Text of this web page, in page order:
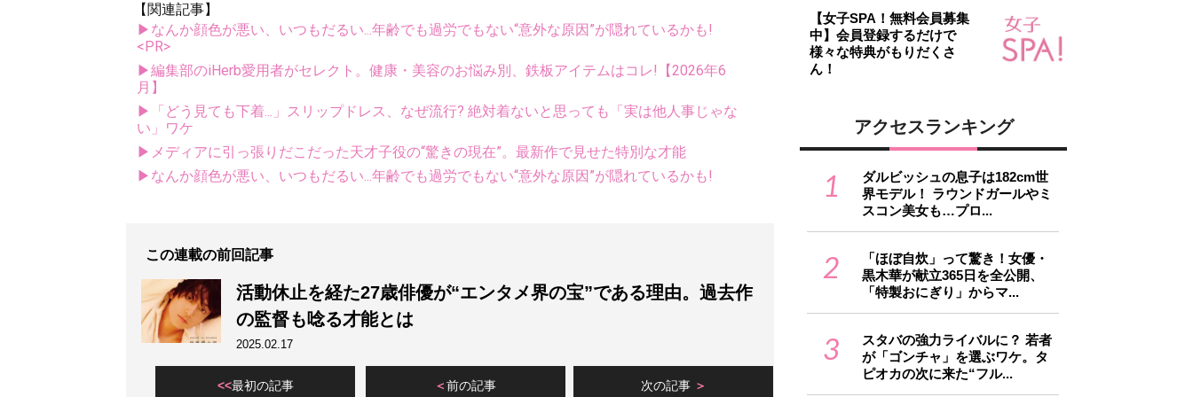
【関連記事】
▶なんか顔色が悪い、いつもだるい...年齢でも過労でもない“意外な原因”が隠れているかも!
<PR>
▶編集部のiHerb愛用者がセレクト。健康・美容のお悩み別、鉄板アイテムはコレ!【2026年6
月】
▶「どう見ても下着...」スリップドレス、なぜ流行? 絶対着ないと思っても「実は他人事じゃな
い」ワケ
▶メディアに引っ張りだこだった天才子役の“驚きの現在”。最新作で見せた特別な才能
▶なんか顔色が悪い、いつもだるい...年齢でも過労でもない“意外な原因”が隠れているかも!
この連載の前回記事
活動休止を経た27歳俳優が“エンタメ界の宝”である理由。過去作
の監督も唸る才能とは
2025.02.17
最初の記事 前の記事 次の記事
【女子SPA！無料会員募集
中】会員登録するだけで
様々な特典がもりだくさ
ん！
アクセスランキング
1
ダルビッシュの息子は182cm世
界モデル！ ラウンドガールやミ
スコン美女も…プロ...
2
「ほぼ自炊」って驚き！女優・
黒木華が献立365日を全公開、
「特製おにぎり」からマ...
3
スタバの強力ライバルに？ 若者
が「ゴンチャ」を選ぶワケ。タ
ピオカの次に来た“フル...